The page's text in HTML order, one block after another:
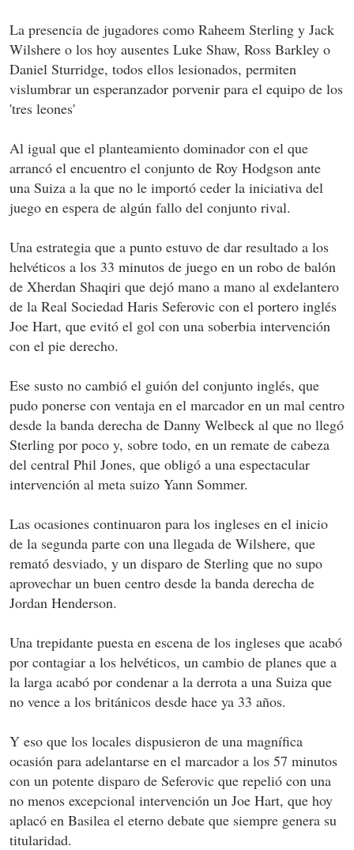
La presencia de jugadores como Raheem Sterling y Jack
Wilshere o los hoy ausentes Luke Shaw, Ross Barkley o
Daniel Sturridge, todos ellos lesionados, permiten
vislumbrar un esperanzador porvenir para el equipo de los
'tres leones'
Al igual que el planteamiento dominador con el que
arrancó el encuentro el conjunto de Roy Hodgson ante
una Suiza a la que no le importó ceder la iniciativa del
juego en espera de algún fallo del conjunto rival.
Una estrategia que a punto estuvo de dar resultado a los
helvéticos a los 33 minutos de juego en un robo de balón
de Xherdan Shaqiri que dejó mano a mano al exdelantero
de la Real Sociedad Haris Seferovic con el portero inglés
Joe Hart, que evitó el gol con una soberbia intervención
con el pie derecho.
Ese susto no cambió el guión del conjunto inglés, que
pudo ponerse con ventaja en el marcador en un mal centro
desde la banda derecha de Danny Welbeck al que no llegó
Sterling por poco y, sobre todo, en un remate de cabeza
del central Phil Jones, que obligó a una espectacular
intervención al meta suizo Yann Sommer.
Las ocasiones continuaron para los ingleses en el inicio
de la segunda parte con una llegada de Wilshere, que
remató desviado, y un disparo de Sterling que no supo
aprovechar un buen centro desde la banda derecha de
Jordan Henderson.
Una trepidante puesta en escena de los ingleses que acabó
por contagiar a los helvéticos, un cambio de planes que a
la larga acabó por condenar a la derrota a una Suiza que
no vence a los británicos desde hace ya 33 años.
Y eso que los locales dispusieron de una magnífica
ocasión para adelantarse en el marcador a los 57 minutos
con un potente disparo de Seferovic que repelió con una
no menos excepcional intervención un Joe Hart, que hoy
aplacó en Basilea el eterno debate que siempre genera su
titularidad.